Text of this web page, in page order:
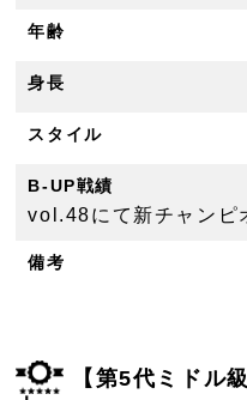
年齢
身長
スタイル
B-UP戦績
vol.48にて新チャンピ
備考
【第5代ミドル